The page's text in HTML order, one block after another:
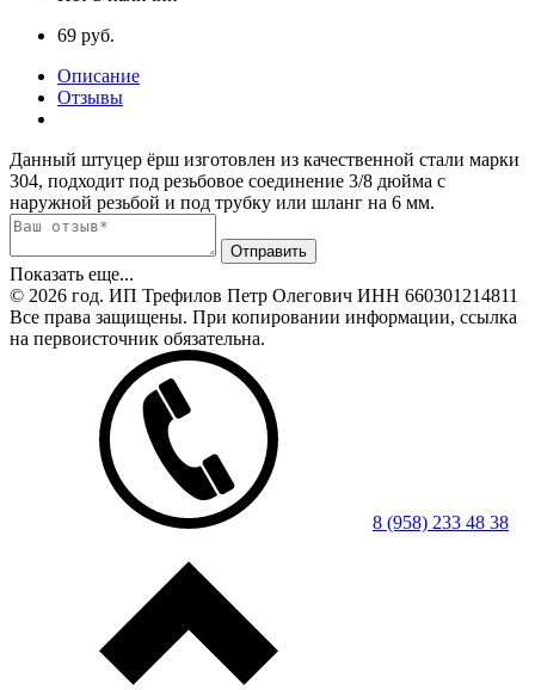
69 руб.
Описание
Отзывы
Данный штуцер ёрш изготовлен из качественной стали марки
304, подходит под резьбовое соединение 3/8 дюйма с
наружной резьбой и под трубку или шланг на 6 мм.
Показать еще...
© 2026 год. ИП Трефилов Петр Олегович ИНН 660301214811
Все права защищены. При копировании информации, ссылка
на первоисточник обязательна.
8 (958) 233 48 38